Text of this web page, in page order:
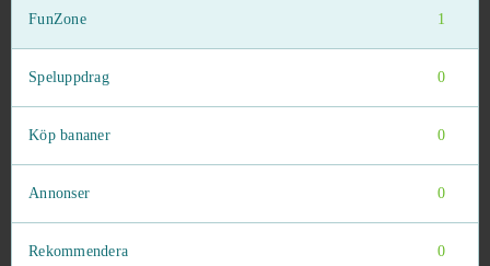
FunZone 1
Speluppdrag 0
Köp bananer 0
Annonser 0
Rekommendera 0